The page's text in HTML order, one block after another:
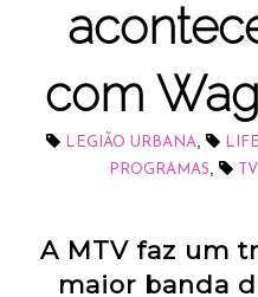
com
LEGIÃO URBANA
PROGRAMAS TV
A MTV faz um
maior banda